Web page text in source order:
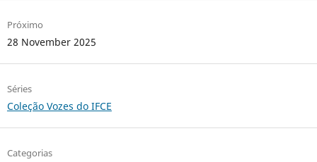
Próximo
28 November 2025
Séries
Coleção Vozes do IFCE
Categorias